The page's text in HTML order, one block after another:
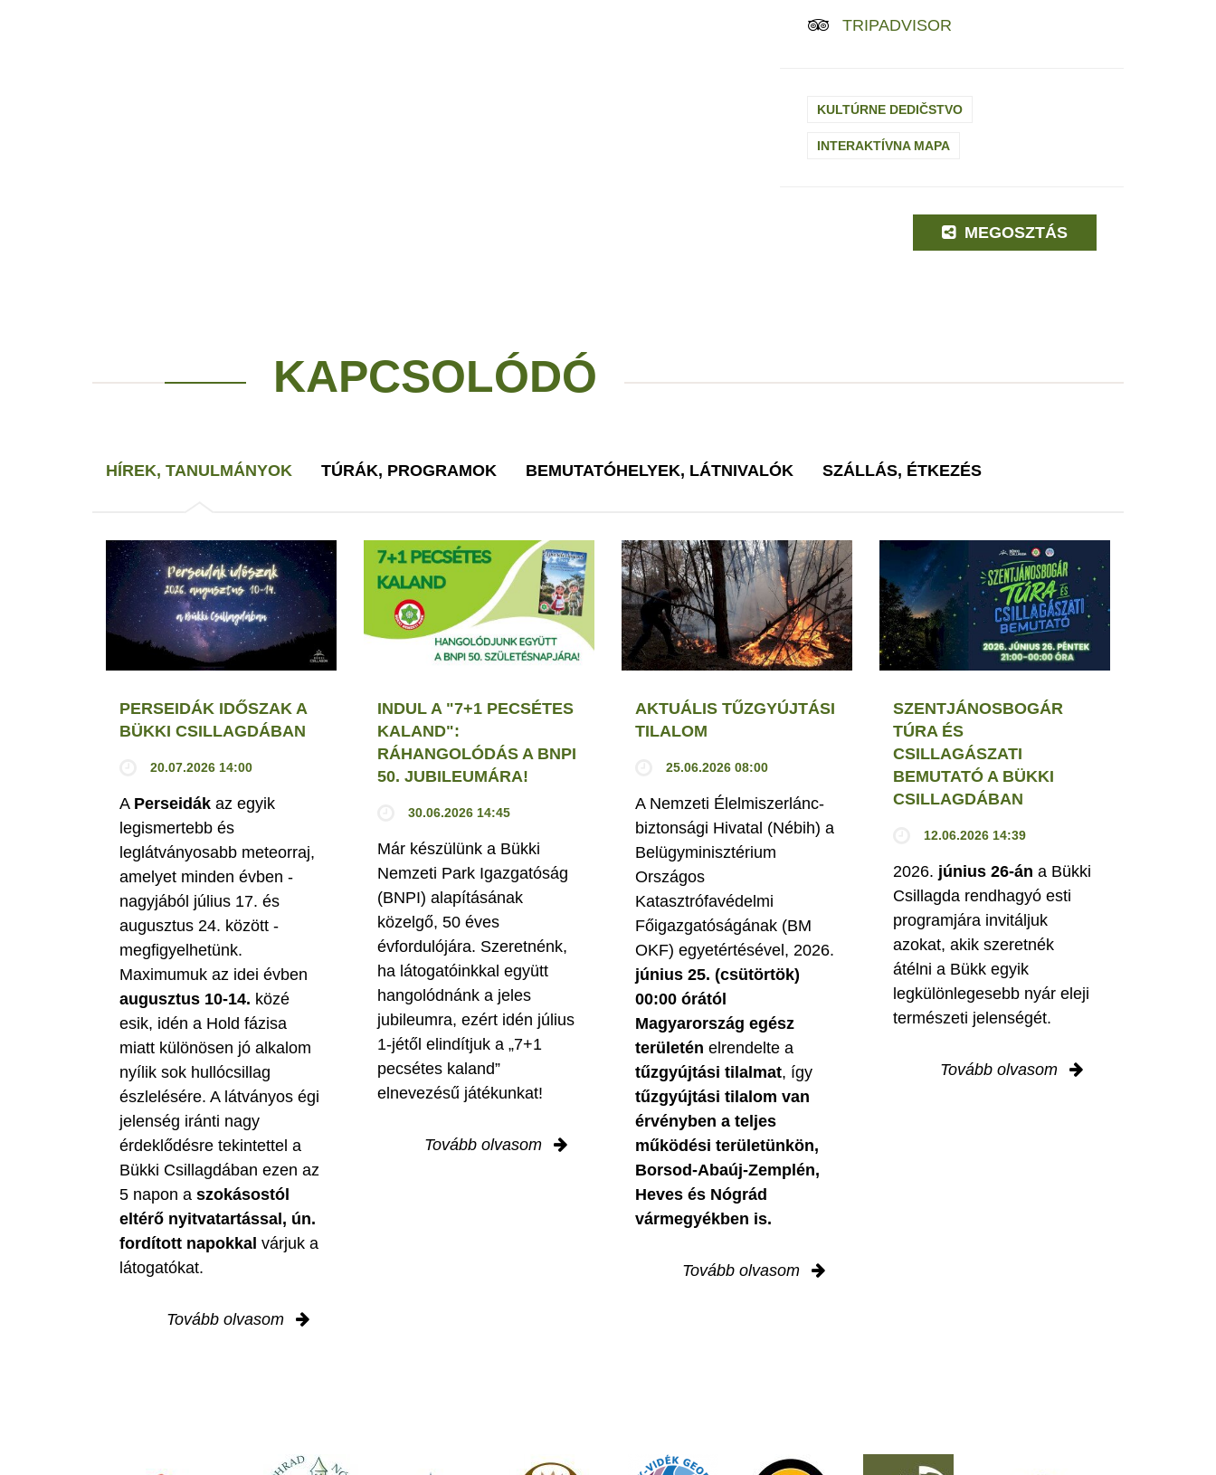
TRIPADVISOR
KULTÚRNE DEDIČSTVO
INTERAKTÍVNA MAPA
MEGOSZTÁS
KAPCSOLÓDÓ
HÍREK, TANULMÁNYOK TÚRÁK, PROGRAMOK BEMUTATÓHELYEK, LÁTNIVALÓK SZÁLLÁS, ÉTKEZÉS
PERSEIDÁK IDŐSZAK A
BÜKKI CSILLAGDÁBAN
20.07.2026 14:00
A Perseidák az egyik
legismertebb és
leglátványosabb meteorraj,
amelyet minden évben -
nagyjából július 17. és
augusztus 24. között -
megfigyelhetünk.
Maximumuk az idei évben
augusztus 10-14. közé
esik, idén a Hold fázisa
miatt különösen jó alkalom
nyílik sok hullócsillag
észlelésére. A látványos égi
jelenség iránti nagy
érdeklődésre tekintettel a
Bükki Csillagdában ezen az
5 napon a szokásostól
eltérő nyitvatartással, ún.
fordított napokkal várjuk a
látogatókat.
Tovább olvasom
INDUL A "7+1 PECSÉTES
KALAND":
RÁHANGOLÓDÁS A BNPI
50. JUBILEUMÁRA!
30.06.2026 14:45
Már készülünk a Bükki
Nemzeti Park Igazgatóság
(BNPI) alapításának
közelgő, 50 éves
évfordulójára. Szeretnénk,
ha látogatóinkkal együtt
hangolódnánk a jeles
jubileumra, ezért idén július
1-jétől elindítjuk a „7+1
pecsétes kaland”
elnevezésű játékunkat!
Tovább olvasom
AKTUÁLIS TŰZGYÚJTÁSI
TILALOM
25.06.2026 08:00
A Nemzeti Élelmiszerlánc-
biztonsági Hivatal (Nébih) a
Belügyminisztérium
Országos
Katasztrófavédelmi
Főigazgatóságának (BM
OKF) egyetértésével, 2026.
június 25. (csütörtök)
00:00 órától
Magyarország egész
területén elrendelte a
tűzgyújtási tilalmat, így
tűzgyújtási tilalom van
érvényben a teljes
működési területünkön,
Borsod-Abaúj-Zemplén,
Heves és Nógrád
vármegyékben is.
Tovább olvasom
SZENTJÁNOSBOGÁR
TÚRA ÉS
CSILLAGÁSZATI
BEMUTATÓ A BÜKKI
CSILLAGDÁBAN
12.06.2026 14:39
2026. június 26-án a Bükki
Csillagda rendhagyó esti
programjára invitáljuk
azokat, akik szeretnék
átélni a Bükk egyik
legkülönlegesebb nyár eleji
természeti jelenségét.
Tovább olvasom